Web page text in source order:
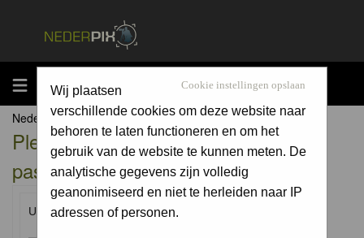
MENU Cookie instellingen opslaan
Wij plaatsen
verschillende cookies om deze website naar
behoren te laten functioneren en om het
gebruik van de website te kunnen meten. De
analytische gegevens zijn volledig
geanonimiseerd en niet te herleiden naar IP
adressen of personen.
Nederpix.nl Forum Index
Please enter your username and
password to log in.
Username: